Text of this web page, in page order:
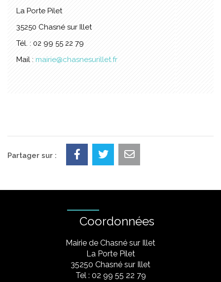
La Porte Pilet
35250 Chasné sur Illet
Tél. : 02 99 55 22 79
Mail : mairie@chasnesurillet.fr
Partager sur :
Coordonnées
Mairie de Chasné sur Illet
La Porte Pilet
35250 Chasné sur Illet
Tel : 02 99 55 22 79